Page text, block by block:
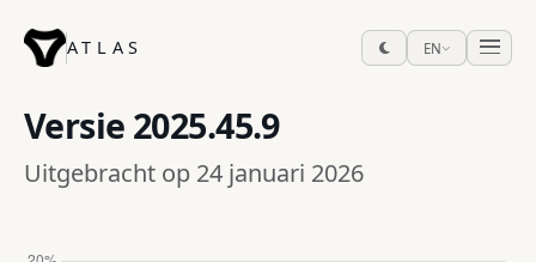
ATLAS EN
Versie 2025.45.9
Uitgebracht op 24 januari 2026